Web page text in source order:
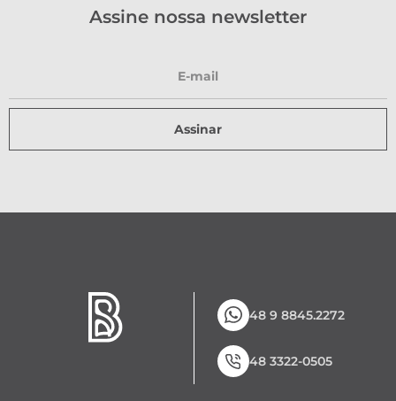
Assine nossa newsletter
Assinar
48 9 8845.2272
48 3322-0505